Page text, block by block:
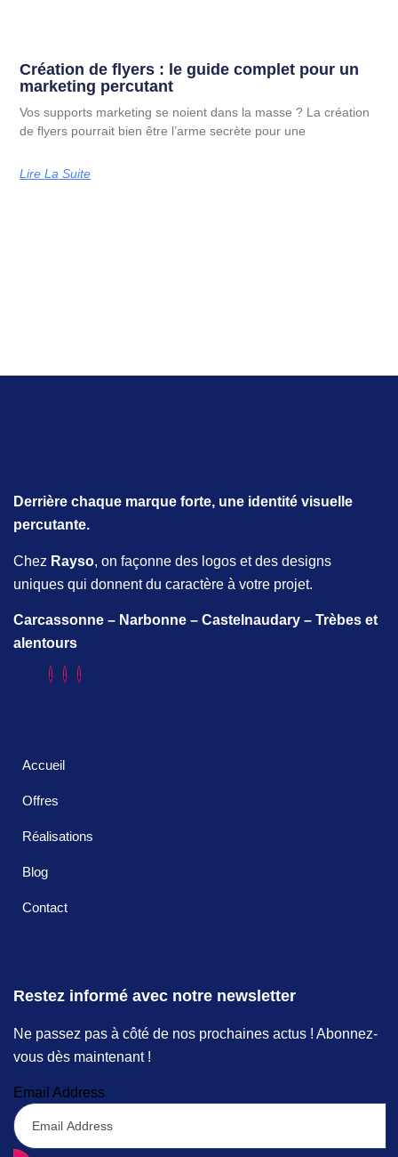
Création de flyers : le guide complet pour un
marketing percutant
Vos supports marketing se noient dans la masse ? La création
de flyers pourrait bien être l’arme secrète pour une
Lire La Suite
Derrière chaque marque forte, une identité visuelle
percutante.
Chez Rayso, on façonne des logos et des designs
uniques qui donnent du caractère à votre projet.
Carcassonne – Narbonne – Castelnaudary – Trèbes et
alentours
Accueil
Offres
Réalisations
Blog
Contact
Restez informé avec notre newsletter
Ne passez pas à côté de nos prochaines actus ! Abonnez-
vous dès maintenant !
Email Address